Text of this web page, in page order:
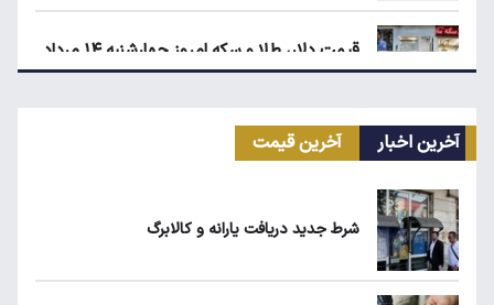
قیمت دلار، طلا و سکه امروز چهارشنبه ۱۴ مرداد
۱۴۰۵
آخرین اخبار آخرین قیمت
شرط جدید دریافت یارانه و کالابرگ